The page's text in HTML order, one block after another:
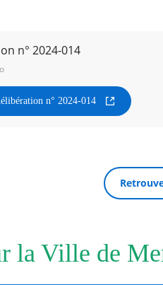
n° 2024-014
n° 2024-014
la Ville de